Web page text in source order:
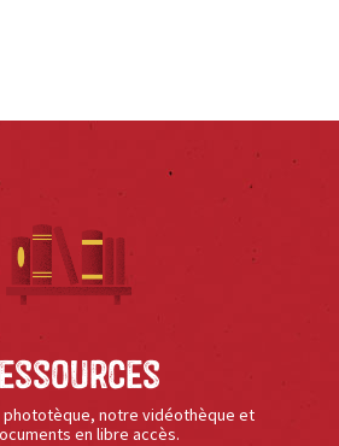
phototèque, notre vidéothèque et
en libre accès.